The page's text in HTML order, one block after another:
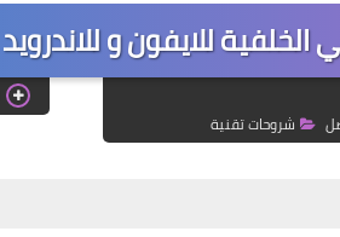
للايفون و للاندرويد
شروحات تقنية